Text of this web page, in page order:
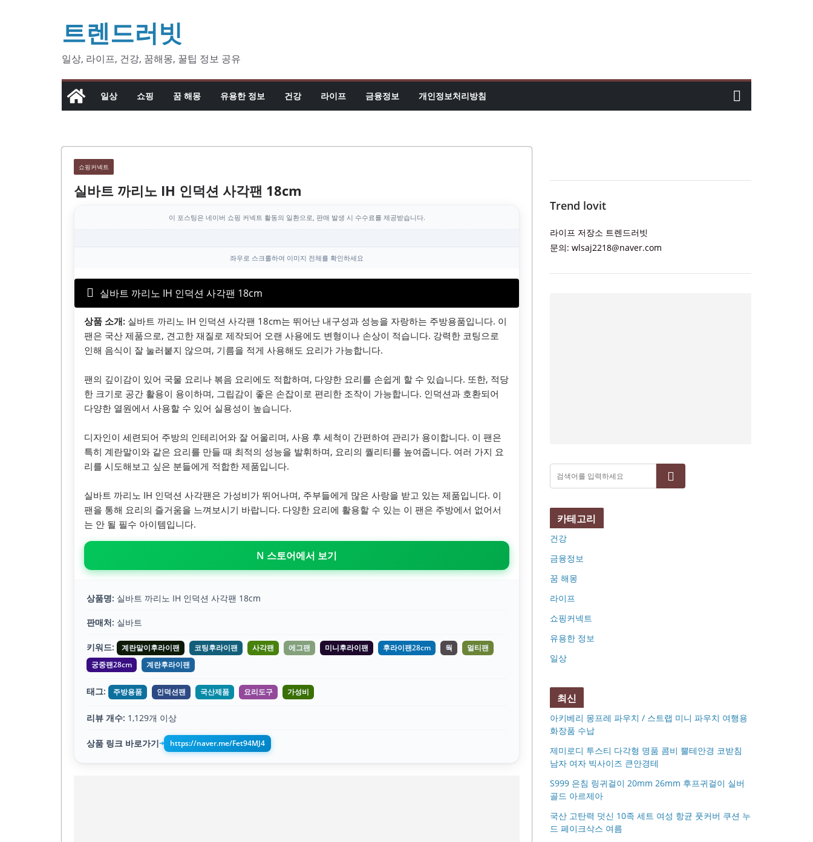
트렌드러빗
일상, 라이프, 건강, 꿈해몽, 꿀팁 정보 공유
일상 쇼핑 꿈 해몽 유용한 정보 건강 라이프 금융정보 개인정보처리방침
쇼핑커넥트
실바트 까리노 IH 인덕션 사각팬 18cm
이 포스팅은 네이버 쇼핑 커넥트 활동의 일환으로, 판매 발생 시 수수료를 제공받습니다.
좌우로 스크롤하여 이미지 전체를 확인하세요
실바트 까리노 IH 인덕션 사각팬 18cm
상품 소개: 실바트 까리노 IH 인덕션 사각팬 18cm는 뛰어난 내구성과 성능을 자랑하는 주방용품입니다. 이
팬은 국산 제품으로, 견고한 재질로 제작되어 오랜 사용에도 변형이나 손상이 적습니다. 강력한 코팅으로
인해 음식이 잘 눌러붙지 않으며, 기름을 적게 사용해도 요리가 가능합니다.
팬의 깊이감이 있어 국물 요리나 볶음 요리에도 적합하며, 다양한 요리를 손쉽게 할 수 있습니다. 또한, 적당
한 크기로 공간 활용이 용이하며, 그립감이 좋은 손잡이로 편리한 조작이 가능합니다. 인덕션과 호환되어
다양한 열원에서 사용할 수 있어 실용성이 높습니다.
디자인이 세련되어 주방의 인테리어와 잘 어울리며, 사용 후 세척이 간편하여 관리가 용이합니다. 이 팬은
특히 계란말이와 같은 요리를 만들 때 최적의 성능을 발휘하며, 요리의 퀄리티를 높여줍니다. 여러 가지 요
리를 시도해보고 싶은 분들에게 적합한 제품입니다.
실바트 까리노 IH 인덕션 사각팬은 가성비가 뛰어나며, 주부들에게 많은 사랑을 받고 있는 제품입니다. 이
팬을 통해 요리의 즐거움을 느껴보시기 바랍니다. 다양한 요리에 활용할 수 있는 이 팬은 주방에서 없어서
는 안 될 필수 아이템입니다.
N 스토어에서 보기
상품명: 실바트 까리노 IH 인덕션 사각팬 18cm
판매처: 실바트
키워드: 계란말이후라이팬 코팅후라이팬 사각팬 에그팬 미니후라이팬 후라이팬28cm 웍
멀티팬
궁중팬28cm
계란후라이팬
태그: 주방용품 인덕션팬 국산제품 요리도구 가성비
리뷰 개수: 1,129개 이상
상품 링크 바로가기 ➔ https://naver.me/Fet94MJ4
Trend lovit
라이프 저장소 트렌드러빗
문의: wlsaj2218@naver.com
검색
카테고리
건강
금융정보
꿈 해몽
라이프
쇼핑커넥트
유용한 정보
일상
최신
아키베리 몽프레 파우치 / 스트랩 미니 파우치 여행용
화장품 수납
제미로디 투스티 다각형 명품 콤비 뿔테안경 코받침
남자 여자 빅사이즈 큰안경테
S999 은침 링귀걸이 20mm 26mm 후프귀걸이 실버
골드 아르제아
국산 고탄력 덧신 10족 세트 여성 항균 풋커버 쿠션 누
드 페이크삭스 여름